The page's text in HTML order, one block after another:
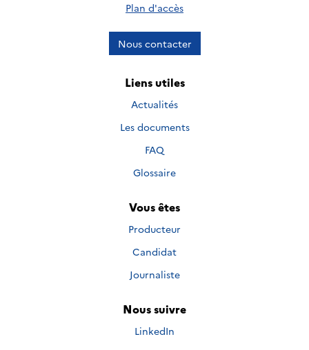
Plan d'accès
Nous contacter
Liens utiles
Actualités
Les documents
FAQ
Glossaire
Vous êtes
Producteur
Candidat
Journaliste
Nous suivre
Nous suivre sur
LinkedIn